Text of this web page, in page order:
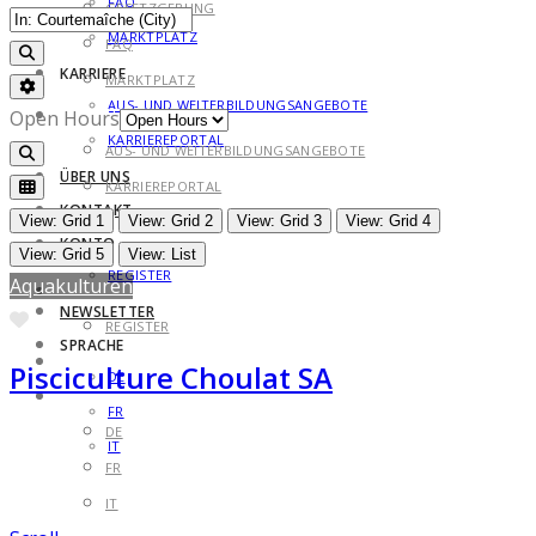
MARKTPLATZ
KARRIERE
AUS- UND WEITERBILDUNGSANGEBOTE
KARRIEREPORTAL
ÜBER UNS
KONTAKT
KONTO
REGISTER
NEWSLETTER
SPRACHE
DE
FR
IT
GESETZGEBUNG
FAQ
MARKTPLATZ
KARRIERE
AUS- UND WEITERBILDUNGSANGEBOTE
KARRIEREPORTAL
ÜBER UNS
KONTAKT
KONTO
REGISTER
SPRACHE
DE
FR
IT
Advanced Filters
Open Hours
View: Grid 1 View: Grid 2 View: Grid 3
View: Grid 4
View: Grid 5
View: List
Aquakulturen
Favorite
Pisciculture Choulat SA